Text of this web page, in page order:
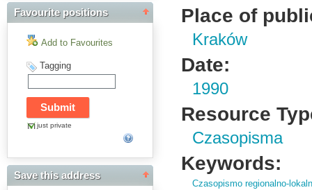
Favourite positions
Add to Favourites
Tagging
just private
Save this address
Place of
Kraków
Date:
1990
Resource
Czasopisma
Keywords:
Czasopismo regionalno-